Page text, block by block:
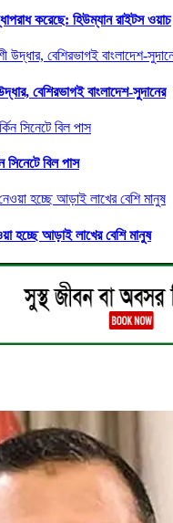
করেছে: হিউম্যান রাইটস ওয়াচ
বেশিরভাগই বাংলাদেশ-সুদানের
বিল পাস
হচ্ছে আড়াই লাখের বেশি মানুষ